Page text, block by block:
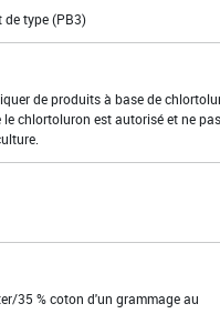
de type (PB3)
de produits à base de
chlortoluron est autorisé et ne pas
35 % coton d'un grammage au